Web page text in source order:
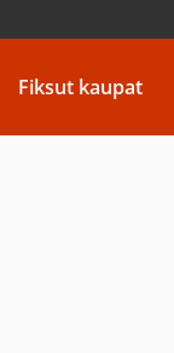
Fiksut kaupat